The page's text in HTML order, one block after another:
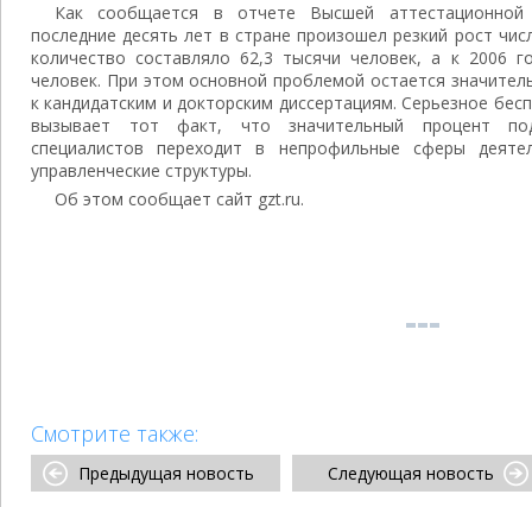
Как сообщается в отчете Высшей
последние десять лет в стране произошел резкий рост
количество составляло 62,3 тысячи человек, а к 2006
человек. При этом основной проблемой остается
к кандидатским и докторским диссертациям. Серьезное
вызывает тот факт, что значительный процент
специалистов переходит в непрофильные сферы
управленческие структуры.
Об этом сообщает сайт gzt.ru.
Смотрите также:
Предыдущая новость Следующая новость